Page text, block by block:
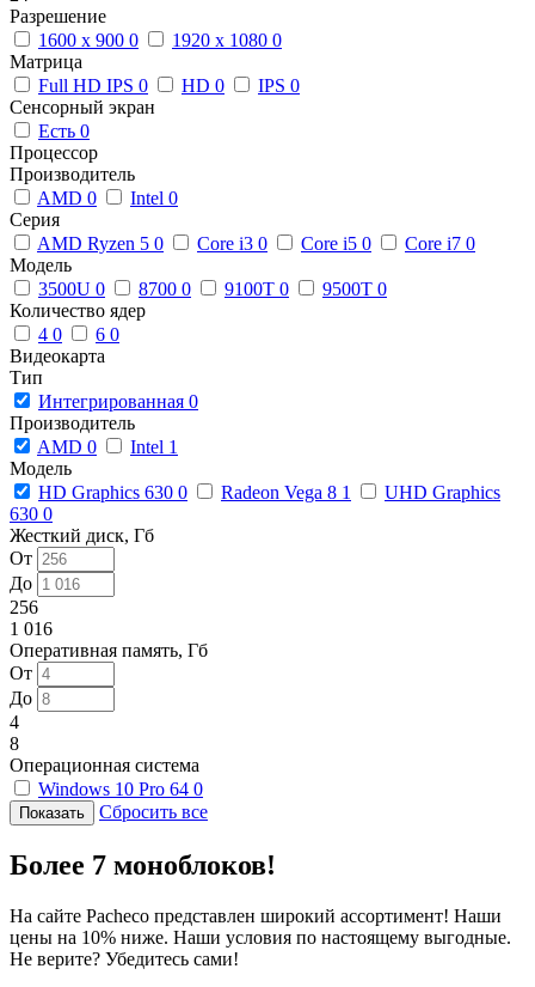
Разрешение
1600 x 900 0 1920 x 1080 0
Матрица
Full HD IPS 0 HD 0 IPS 0
Сенсорный экран
Есть 0
Процессор
Производитель
AMD 0 Intel 0
Серия
AMD Ryzen 5 0 Core i3 0 Core i5 0 Core i7 0
Модель
3500U 0 8700 0 9100T 0 9500T 0
Количество ядер
4 0 6 0
Видеокарта
Тип
Интегрированная 0
Производитель
AMD 0 Intel 1
Модель
HD Graphics 630 0 Radeon Vega 8 1
UHD Graphics
630 0
Жесткий диск, Гб
От
До
256
1 016
Оперативная память, Гб
От
До
4
8
Операционная система
Windows 10 Pro 64 0
Сбросить все
Более 7 моноблоков!
На сайте Pacheco представлен широкий ассортимент! Наши
цены на 10% ниже. Наши условия по настоящему выгодные.
Не верите? Убедитесь сами!